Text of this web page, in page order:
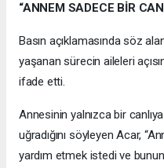
“ANNEM SADECE BİR
Basın açıklamasında söz
yaşanan sürecin aileleri
ifade etti.
Annesinin yalnızca bir
uğradığını söyleyen Acar,
yardım etmek istedi ve bunun